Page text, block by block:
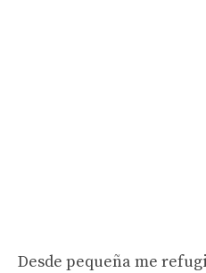
Desde pequeña me